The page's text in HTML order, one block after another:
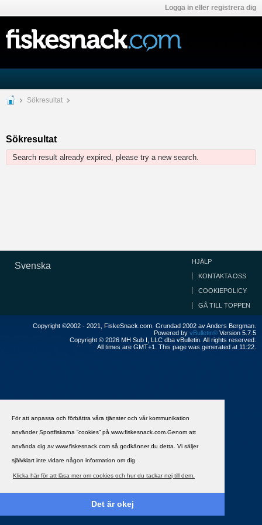
För att anpassa och förbättra våra tjänster och vår kommunikation
använder Sportfiskarna ”cookies” på www.fiskesnack.com.Genom att
använda dig av www.fiskesnack.com så godkänner du detta. Vi säljer
självklart inte vidare någon information om dig.
Klicka här för att läsa mer om cookies och hur du tackar nej till dem.
Det är okej
Logga in eller registrera dig
Sökresultat
Sökresultat
Search result already expired, please try a new search.
Svenska HJÄLP
KONTAKTA OSS
COOKIEPOLICY
GÅ TILL TOPPEN
Copyright ©2002 - 2021, FiskeSnack.com. Grundad 2002 av Anders Bergman.
Powered by vBulletin® Version 5.7.5
Copyright © 2026 MH Sub I, LLC dba vBulletin. All rights reserved.
All times are GMT+1. This page was generated at 11:22.